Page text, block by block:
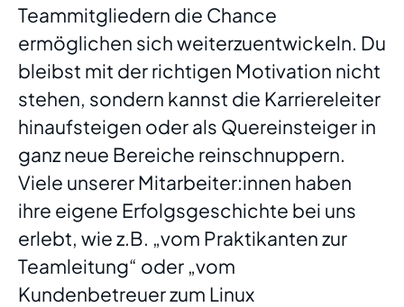
Teammitgliedern die Chance
ermöglichen sich weiterzuentwickeln. Du
bleibst mit der richtigen Motivation nicht
stehen, sondern kannst die Karriereleiter
hinaufsteigen oder als Quereinsteiger in
ganz neue Bereiche reinschnuppern.
Viele unserer Mitarbeiter:innen haben
ihre eigene Erfolgsgeschichte bei uns
erlebt, wie z.B. „vom Praktikanten zur
Teamleitung“ oder „vom
Kundenbetreuer zum Linux